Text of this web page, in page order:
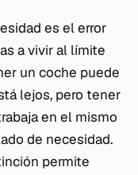
es el error
a vivir al límite
un coche puede
lejos, pero tener
en el mismo
de necesidad.
permite